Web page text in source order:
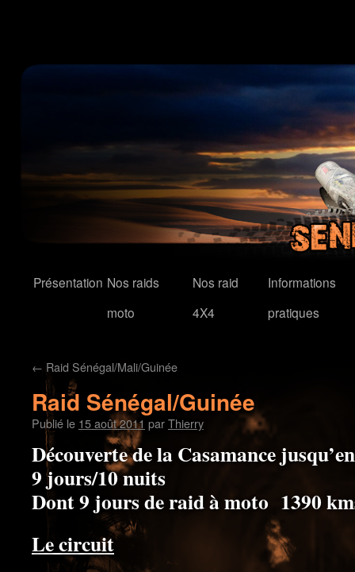
Présentation Nos raids
moto
Nos raid
4X4
Informations
pratiques
← Raid Sénégal/Mali/Guinée
Raid Sénégal/Guinée
Publié le 15 août 2011 parThierry
Découverte de la Casamance
9 jours/10 nuits
Dont 9 jours de raid à moto 1390
Le circuit